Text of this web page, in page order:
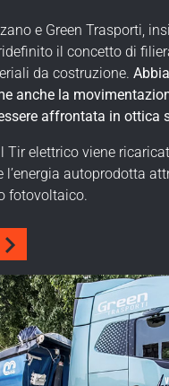
e Green Trasporti,
il concetto di
da costruzione.
anche la
affrontata in ottica
Tir elettrico viene
autoprodotta
fotovoltaico.